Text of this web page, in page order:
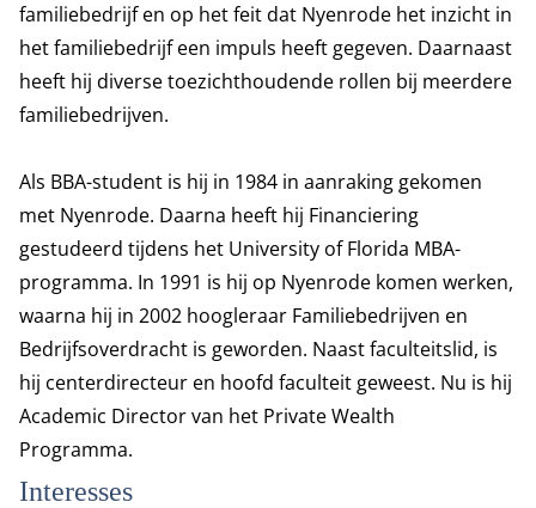
familiebedrijf en op het feit dat Nyenrode het inzicht in
het familiebedrijf een impuls heeft gegeven. Daarnaast
heeft hij diverse toezichthoudende rollen bij meerdere
familiebedrijven.
Als BBA-student is hij in 1984 in aanraking gekomen
met Nyenrode. Daarna heeft hij Financiering
gestudeerd tijdens het University of Florida MBA-
programma. In 1991 is hij op Nyenrode komen werken,
waarna hij in 2002 hoogleraar Familiebedrijven en
Bedrijfsoverdracht is geworden. Naast faculteitslid, is
hij centerdirecteur en hoofd faculteit geweest. Nu is hij
Academic Director van het Private Wealth
Programma.
Interesses